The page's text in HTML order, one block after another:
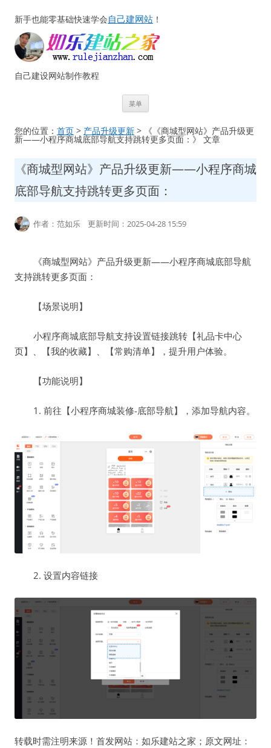
新手也能零基础快速学会自己建网站 ！
自己建设网站制作教程
菜单
文
您的位置： 首页 > 产品升级更新 > 《《商城型网站》产品升级更
新——小程序商城底部导航支持跳转更多页面：》 文章
《商城型网站》产品升级更新——小程序商城
底部导航支持跳转更多页面：
作者：范如乐 更新时间：2025-04-28 15:59
《商城型网站》产品升级更新——小程序商城底部导航
支持跳转更多页面：
【场景说明】
小程序商城底部导航支持设置链接跳转【礼品卡中心
页】、【我的收藏】、【常购清单】，提升用户体验。
【功能说明】
1. 前往【小程序商城装修-底部导航】，添加导航内容。
2. 设置内容链接
转载时需注明来源！首发网站：如乐建站之家；原文网址：